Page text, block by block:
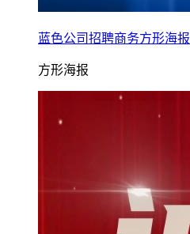
蓝色公司招聘商务方形海报
方形海报